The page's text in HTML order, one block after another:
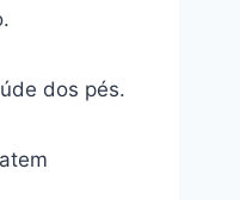
dos pés.